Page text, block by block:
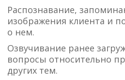
Распознавание,
изображения клиента и
о нем.
Озвучивание ранее
вопросы относительно
других тем.